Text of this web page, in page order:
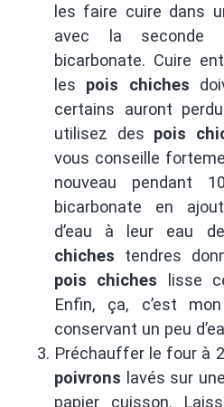
les faire cuire dans
avec la
bicarbonate. Cuire
les pois chiches
certains auront
utilisez des pois
vous conseille
nouveau pendant
bicarbonate en
d’eau à leur eau
chiches tendres
pois chiches lisse
Enfin, ça, c’est
conservant un peu
Préchauffer le four à
poivrons lavés sur
papier cuisson.